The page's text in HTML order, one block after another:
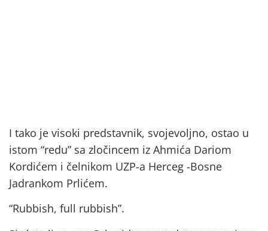
I tako je visoki predstavnik, svojevoljno, ostao u
istom “redu” sa zločincem iz Ahmića Dariom
Kordićem i čelnikom UZP-a Herceg -Bosne
Jadrankom Prlićem.
“Rubbish, full rubbish”.